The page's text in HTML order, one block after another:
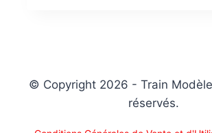
© Copyright 2026 - Train
réservés.